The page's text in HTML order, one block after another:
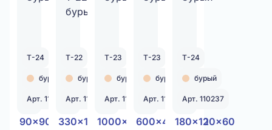
Т-24
бурый
Арт. 110046
90x90x600
Т-22
бурый
Арт. 110051
330x120x180
Т-23
бурый
Арт. 110199
1000x500x500
Т-23
бурый
Арт. 110203
600x400x400
Т-24
бурый
Арт. 110237
180x120x60